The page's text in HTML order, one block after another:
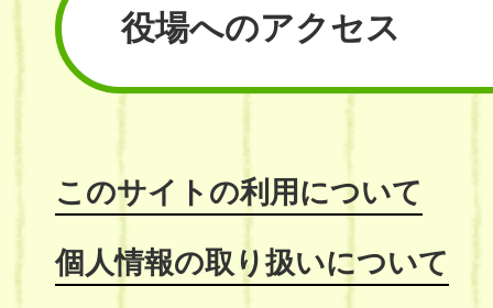
役場へのアクセス
このサイトの利用について
個人情報の取り扱いについて